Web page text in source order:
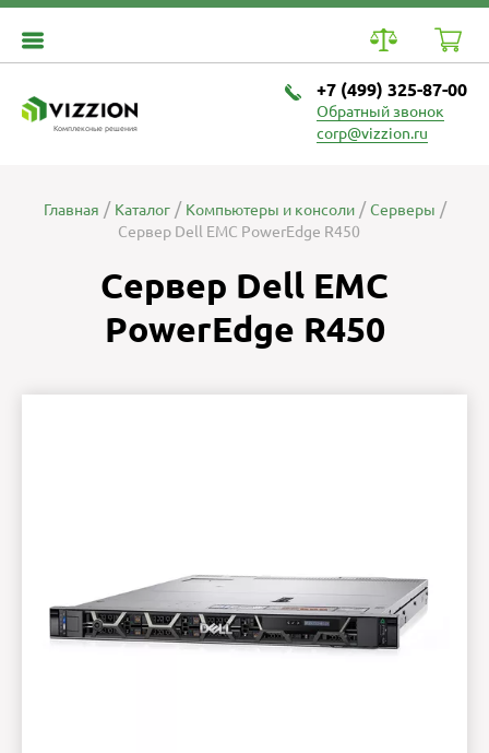
Комплексные решения
+7 (499) 325-87-00
Обратный звонок
corp@vizzion.ru
Главная Каталог Компьютеры и консоли
Серверы
Сервер Dell EMC PowerEdge R450
Сервер Dell EMC
PowerEdge R450